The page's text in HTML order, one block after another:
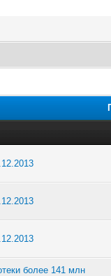
более 141 млн